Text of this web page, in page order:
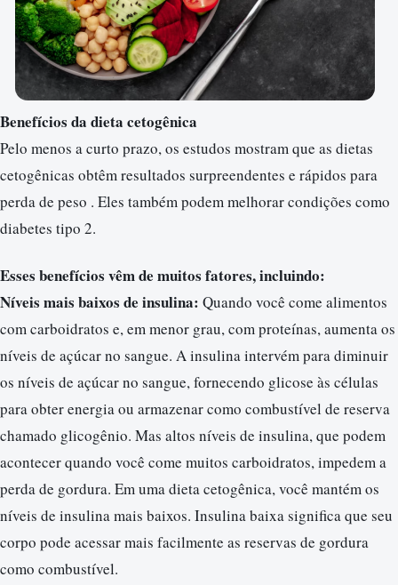
Benefícios da dieta cetogênica
Pelo menos a curto prazo, os estudos mostram que as dietas
cetogênicas obtêm resultados surpreendentes e rápidos para
perda de peso . Eles também podem melhorar condições como
diabetes tipo 2.
Esses benefícios vêm de muitos fatores, incluindo:
Níveis mais baixos de insulina: Quando você come alimentos
com carboidratos e, em menor grau, com proteínas, aumenta os
níveis de açúcar no sangue. A insulina intervém para diminuir
os níveis de açúcar no sangue, fornecendo glicose às células
para obter energia ou armazenar como combustível de reserva
chamado glicogênio. Mas altos níveis de insulina, que podem
acontecer quando você come muitos carboidratos, impedem a
perda de gordura. Em uma dieta cetogênica, você mantém os
níveis de insulina mais baixos. Insulina baixa significa que seu
corpo pode acessar mais facilmente as reservas de gordura
como combustível.